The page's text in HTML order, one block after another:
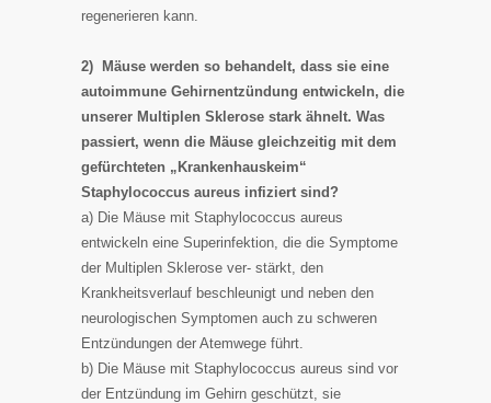
regenerieren kann.
2) Mäuse werden so behandelt, dass sie eine
autoimmune Gehirnentzündung entwickeln, die
unserer Multiplen Sklerose stark ähnelt. Was
passiert, wenn die Mäuse gleichzeitig mit dem
gefürchteten „Krankenhauskeim“
Staphylococcus aureus infiziert sind?
a) Die Mäuse mit Staphylococcus aureus
entwickeln eine Superinfektion, die die Symptome
der Multiplen Sklerose ver- stärkt, den
Krankheitsverlauf beschleunigt und neben den
neurologischen Symptomen auch zu schweren
Entzündungen der Atemwege führt.
b) Die Mäuse mit Staphylococcus aureus sind vor
der Entzündung im Gehirn geschützt, sie